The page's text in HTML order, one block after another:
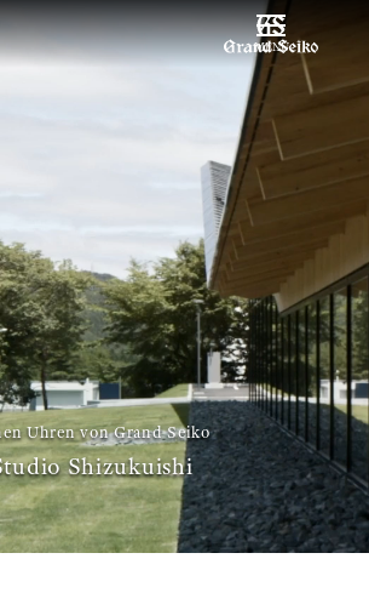
MENÜ
Uhren von Grand Seiko
Shizukuishi